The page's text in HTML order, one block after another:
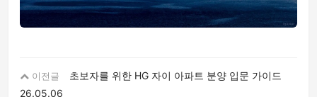
이전글
초보자를 위한 HG 자이 아파트 분양 입문 가이드
26.05.06